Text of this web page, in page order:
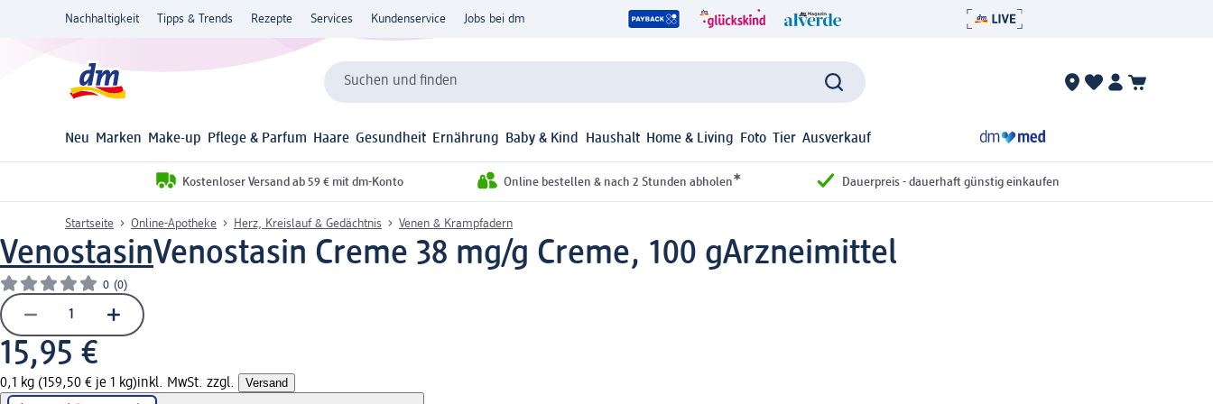
Nachhaltigkeit Tipps & Trends Rezepte Services Kundenservice Jobs bei dm
Suchen und finden
Neu Marken Make-up Pflege & Parfum Haare Gesundheit Ernährung Baby & Kind Haushalt Home & Living Foto Tier Ausverkauf
Kostenloser Versand ab 59 € mit dm-Konto Online bestellen & nach 2 Stunden abholen* Dauerpreis - dauerhaft günstig einkaufen
Startseite Online-Apotheke Herz, Kreislauf & Gedächtnis Venen & Krampfadern
VenostasinVenostasin Creme 38 mg/g Creme, 100 gArzneimittel
0 (0)
15,95 €
0,1 kg (159,50 € je 1 kg)inkl. MwSt. zzgl. Versand